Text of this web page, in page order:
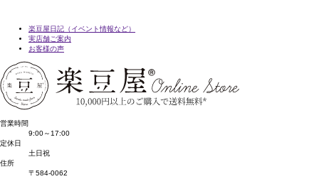
楽豆屋日記（イベント情報など）
実店舗ご案内
お客様の声
営業時間
9:00～17:00
定休日
土日祝
住所
〒584-0062